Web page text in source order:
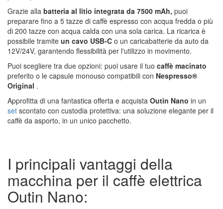
Grazie alla batteria al litio integrata da 7500 mAh, puoi
preparare fino a 5 tazze di caffè espresso con acqua fredda o più
di 200 tazze con acqua calda con una sola carica. La ricarica è
possibile tramite un cavo USB-C o un caricabatterie da auto da
12V/24V, garantendo flessibilità per l'utilizzo in movimento.
Puoi scegliere tra due opzioni: puoi usare il tuo caffè macinato
preferito o le capsule monouso compatibili con Nespresso®
Original .
Approfitta di una fantastica offerta e acquista Outin Nano in un
set scontato con custodia protettiva: una soluzione elegante per il
caffè da asporto, in un unico pacchetto.
I principali vantaggi della
macchina per il caffè elettrica
Outin Nano: